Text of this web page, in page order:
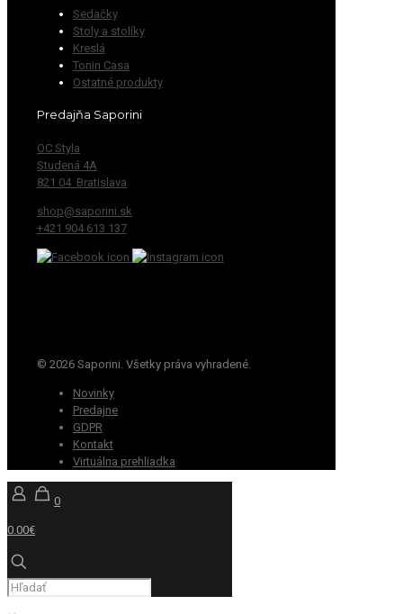
Sedačky
Stoly a stolíky
Kreslá
Tonin Casa
Ostatné produkty
Predajňa Saporini
OC Styla
Studená 4A
821 04 Bratislava
shop@saporini.sk
+421 904 613 137
© 2026 Saporini. Všetky práva vyhradené.
Novinky
Predajne
GDPR
Kontakt
Virtuálna prehliadka
0
0.00€